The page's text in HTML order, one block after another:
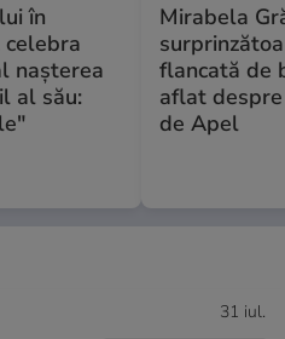
în
celebra
nașterea
al său:
Mirabela
flancată de
aflat
de Apel
31 iul.